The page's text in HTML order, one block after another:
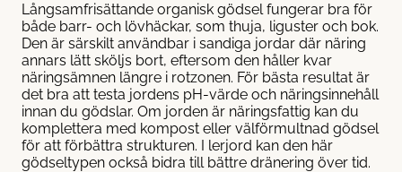
Långsamfrisättande organisk gödsel fungerar bra för
både barr- och lövhäckar, som thuja, liguster och bok.
Den är särskilt användbar i sandiga jordar där näring
annars lätt sköljs bort, eftersom den håller kvar
näringsämnen längre i rotzonen. För bästa resultat är
det bra att testa jordens pH-värde och näringsinnehåll
innan du gödslar. Om jorden är näringsfattig kan du
komplettera med kompost eller välförmultnad gödsel
för att förbättra strukturen. I lerjord kan den här
gödseltypen också bidra till bättre dränering över tid.